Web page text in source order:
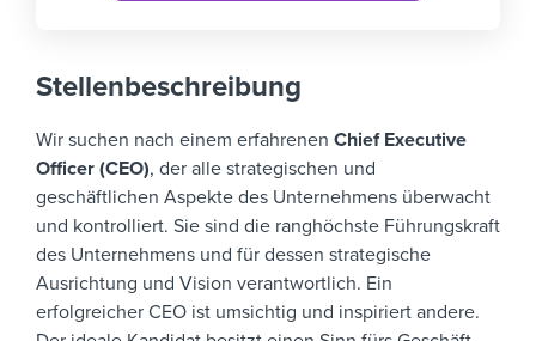
Stellenbeschreibung
Wir suchen nach einem erfahrenen Chief Executive
Officer (CEO), der alle strategischen und
geschäftlichen Aspekte des Unternehmens überwacht
und kontrolliert. Sie sind die ranghöchste Führungskraft
des Unternehmens und für dessen strategische
Ausrichtung und Vision verantwortlich. Ein
erfolgreicher CEO ist umsichtig und inspiriert andere.